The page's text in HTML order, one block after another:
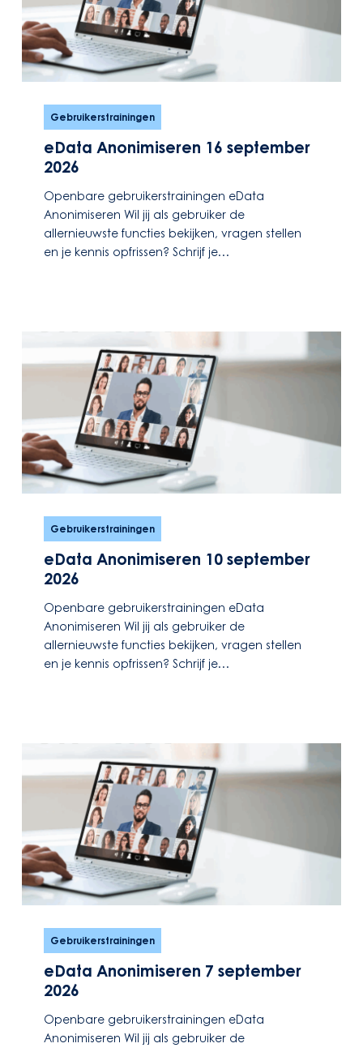
Anonimiseren
september
2026
Gebruikerstrainingen
eData Anonimiseren 16 september
2026
Openbare gebruikerstrainingen eData
Anonimiseren Wil jij als gebruiker de
allernieuwste functies bekijken, vragen stellen
en je kennis opfrissen? Schrijf je…
Anonimiseren
september
2026
Gebruikerstrainingen
eData Anonimiseren 10 september
2026
Openbare gebruikerstrainingen eData
Anonimiseren Wil jij als gebruiker de
allernieuwste functies bekijken, vragen stellen
en je kennis opfrissen? Schrijf je…
Anonimiseren
september
2026
Gebruikerstrainingen
eData Anonimiseren 7 september
2026
Openbare gebruikerstrainingen eData
Anonimiseren Wil jij als gebruiker de